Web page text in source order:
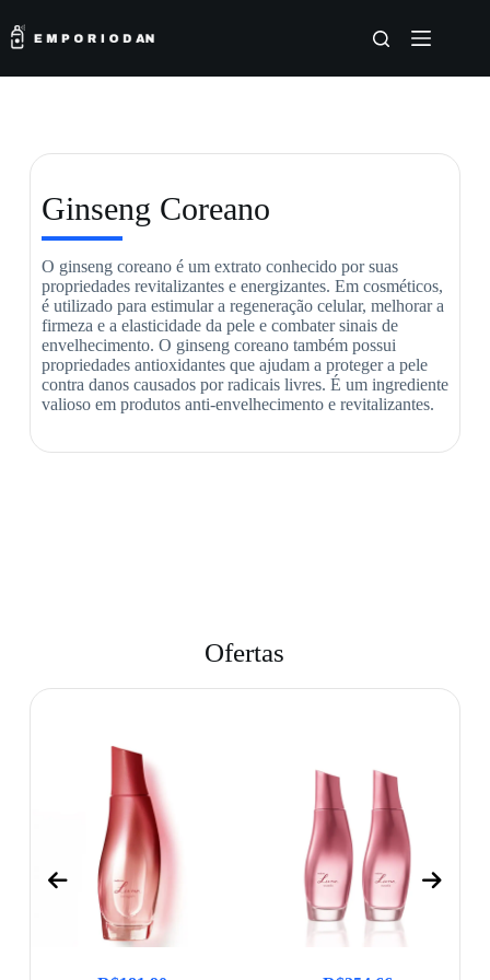
Ginseng Coreano
O ginseng coreano é um extrato conhecido por suas
propriedades revitalizantes e energizantes. Em cosméticos,
é utilizado para estimular a regeneração celular, melhorar a
firmeza e a elasticidade da pele e combater sinais de
envelhecimento. O ginseng coreano também possui
propriedades antioxidantes que ajudam a proteger a pele
contra danos causados por radicais livres. É um ingrediente
valioso em produtos anti-envelhecimento e revitalizantes.
Ofertas